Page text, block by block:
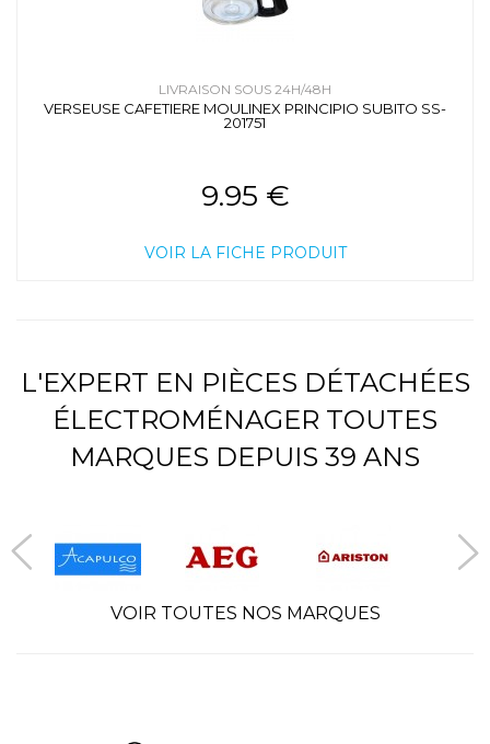
LIVRAISON SOUS 24H/48H
VERSEUSE CAFETIERE MOULINEX PRINCIPIO SUBITO SS-
201751
9.95 €
VOIR LA FICHE PRODUIT
L'EXPERT EN PIÈCES DÉTACHÉES
ÉLECTROMÉNAGER TOUTES
MARQUES DEPUIS 39 ANS
VOIR TOUTES NOS MARQUES